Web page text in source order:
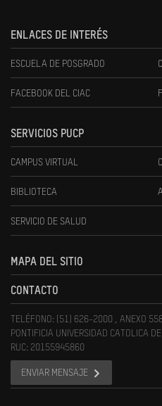
ENLACES DE INTERÉS
ESCUELA DE POSGRADO
FACEBOOK DEL CIAC
SERVICIOS PUCP
CAMPUS VIRTUAL
BIBLIOTECA
SERVICIO DE SALUD
MAPA DEL SITIO
CONTACTO
TELÉFONO: (51) 626-2000 , ANEXO
PONTIFICIA UNIVERSIDAD CATOLICA
RUC: 20155945860
ENVIAR MENSAJE